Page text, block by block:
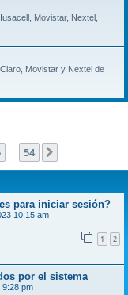
Movistar, Nextel,
Movistar y Nextel de
54
para iniciar sesión?
10:15 am
1 2
por el sistema
9:28 pm